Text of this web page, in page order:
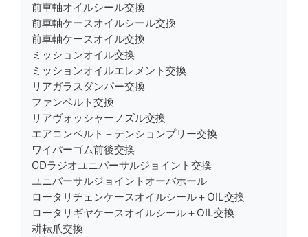
前車軸オイルシール交換
前車軸ケースオイルシール交換
前車軸ケースオイル交換
ミッションオイル交換
ミッションオイルエレメント交換
リアガラスダンパー交換
ファンベルト交換
リアヴォッシャーノズル交換
エアコンベルト＋テンションプリー交換
ワイパーゴム前後交換
CDラジオユニバーサルジョイント交換
ユニバーサルジョイント オーバホール
ロータリチェンケースオイルシール＋OIL交換
ロータリギヤケースオイルシール＋OIL交換
耕耘爪交換